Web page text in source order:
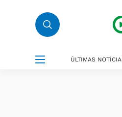
ÚLTIMAS